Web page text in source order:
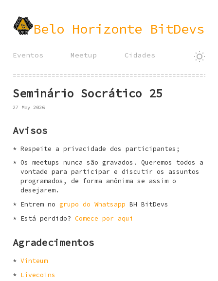
Belo Horizonte BitDevs
Eventos Meetup Cidades
Seminário Socrático 25
27 May 2026
Avisos
Respeite a privacidade dos participantes;
Os meetups nunca são gravados. Queremos todos a
vontade para participar e discutir os assuntos
programados, de forma anônima se assim o
desejarem.
Entrem no grupo do Whatsapp BH BitDevs
Está perdido? Comece por aqui
Agradecimentos
Vinteum
Livecoins